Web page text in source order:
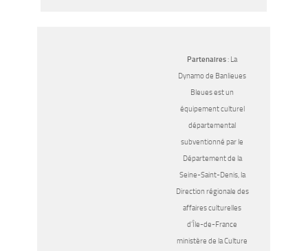
Partenaires: La
Dynamo de Banlieues
Bleues est un
équipement culturel
départemental
subventionné par le
Département de la
Seine-Saint-Denis, la
Direction régionale des
affaires culturelles
d’Île-de-France
ministère de la Culture